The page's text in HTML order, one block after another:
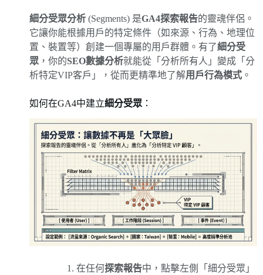
細分受眾分析 (Segments) 是GA4探索報告的靈魂伴侶。
它讓你能根據用戶的特定條件（如來源、行為、地理位
置、裝置等）創建一個專屬的用戶群體。有了細分受
眾 ，你的SEO數據分析就能從「分析所有人」變成「分
析特定VIP客戶」，從而更精準地了解用戶行為模式 。
如何在GA4中建立細分受眾 ：
在任何探索報告中，點擊左側「細分受眾」